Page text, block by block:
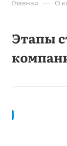
Главная — О
Этапы